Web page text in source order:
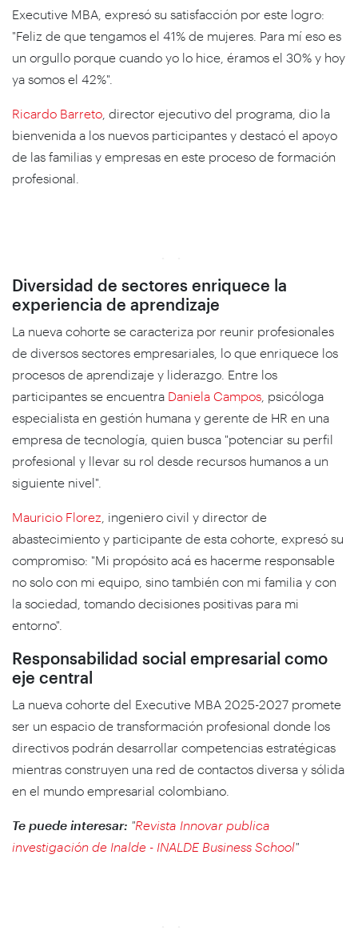
Executive MBA, expresó su satisfacción por este logro:
"Feliz de que tengamos el 41% de mujeres. Para mí eso es
un orgullo porque cuando yo lo hice, éramos el 30% y hoy
ya somos el 42%".
Ricardo Barreto , director ejecutivo del programa, dio la
bienvenida a los nuevos participantes y destacó el apoyo
de las familias y empresas en este proceso de formación
profesional.
Diversidad de sectores enriquece la
experiencia de aprendizaje
La nueva cohorte se caracteriza por reunir profesionales
de diversos sectores empresariales, lo que enriquece los
procesos de aprendizaje y liderazgo. Entre los
participantes se encuentra Daniela Campos , psicóloga
especialista en gestión humana y gerente de HR en una
empresa de tecnología, quien busca "potenciar su perfil
profesional y llevar su rol desde recursos humanos a un
siguiente nivel".
Mauricio Florez , ingeniero civil y director de
abastecimiento y participante de esta cohorte, expresó su
compromiso: "Mi propósito acá es hacerme responsable
no solo con mi equipo, sino también con mi familia y con
la sociedad, tomando decisiones positivas para mi
entorno".
Responsabilidad social empresarial como
eje central
La nueva cohorte del Executive MBA 2025-2027 promete
ser un espacio de transformación profesional donde los
directivos podrán desarrollar competencias estratégicas
mientras construyen una red de contactos diversa y sólida
en el mundo empresarial colombiano.
Te puede interesar: "Revista Innovar publica
investigación de Inalde - INALDE Business School"